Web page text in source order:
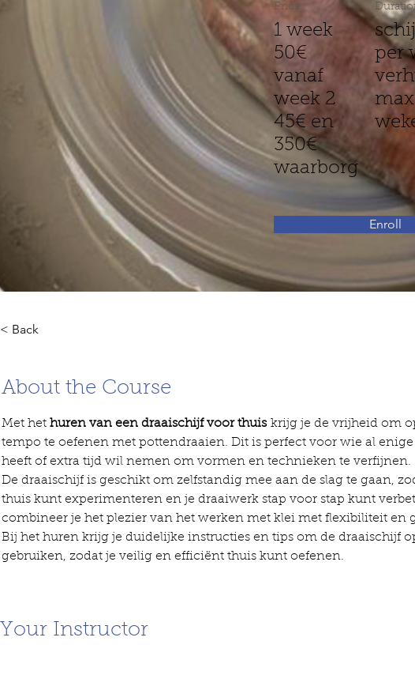
Price
1 week
50€
vanaf
week 2
45€ en
350€
waarborg
per
Enroll
< Back
About the Course
Met het huren van een draaischijf voor thuis krijg je de vrijheid om
tempo te oefenen met pottendraaien. Dit is perfect voor wie al
heeft of extra tijd wil nemen om vormen en technieken te verfijnen.
De draaischijf is geschikt om zelfstandig mee aan de slag te gaan,
thuis kunt experimenteren en je draaiwerk stap voor stap kunt
combineer je het plezier van het werken met klei met flexibiliteit en
Bij het huren krijg je duidelijke instructies en tips om de draaischijf
gebruiken, zodat je veilig en efficiënt thuis kunt oefenen.
Your Instructor